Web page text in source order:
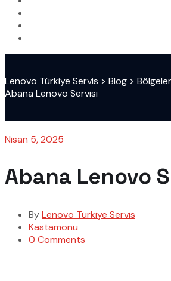
Lenovo Türkiye Servis > Blog > Bölgeler
Abana Lenovo Servisi
Nisan 5, 2025
Abana Lenovo
ByLenovo Türkiye Servis
Kastamonu
0 Comments